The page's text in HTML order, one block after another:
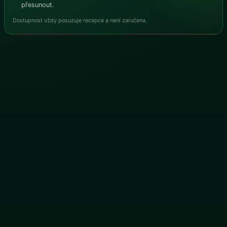
přesunout.
Dostupnost vždy posuzuje recepce a není zaručena.